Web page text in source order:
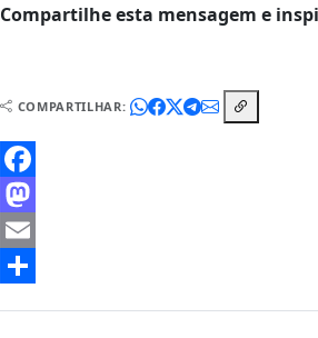
Compartilhe esta mensagem e
COMPARTILHAR:
Facebook
Mastodon
Email